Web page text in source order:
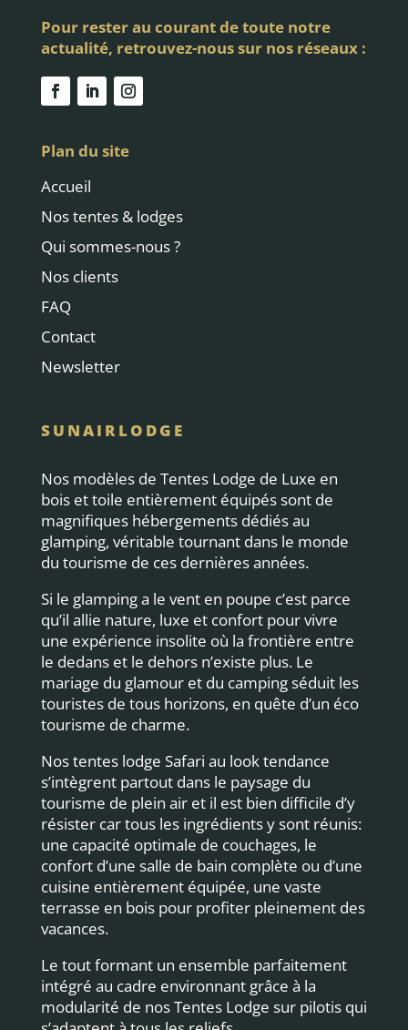
Pour rester au courant de toute notre
actualité, retrouvez-nous sur nos réseaux :
Plan du site
Accueil
Nos tentes & lodges
Qui sommes-nous ?
Nos clients
FAQ
Contact
Newsletter
SUNAIRLODGE
Nos modèles de Tentes Lodge de Luxe en
bois et toile entièrement équipés sont de
magnifiques hébergements dédiés au
glamping, véritable tournant dans le monde
du tourisme de ces dernières années.
Si le glamping a le vent en poupe c’est parce
qu’il allie nature, luxe et confort pour vivre
une expérience insolite où la frontière entre
le dedans et le dehors n’existe plus. Le
mariage du glamour et du camping séduit les
touristes de tous horizons, en quête d’un éco
tourisme de charme.
Nos tentes lodge Safari au look tendance
s’intègrent partout dans le paysage du
tourisme de plein air et il est bien difficile d’y
résister car tous les ingrédients y sont réunis:
une capacité optimale de couchages, le
confort d’une salle de bain complète ou d’une
cuisine entièrement équipée, une vaste
terrasse en bois pour profiter pleinement des
vacances.
Le tout formant un ensemble parfaitement
intégré au cadre environnant grâce à la
modularité de nos Tentes Lodge sur pilotis qui